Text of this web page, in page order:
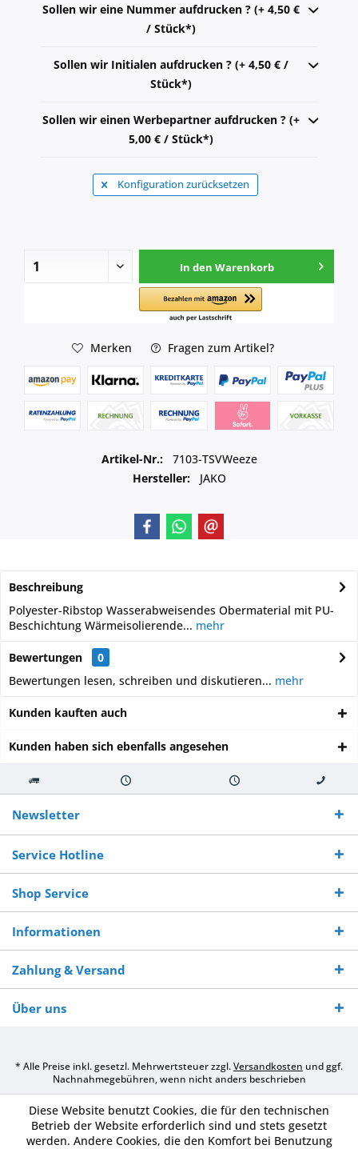
Sollen wir eine Nummer aufdrucken ? (+ 4,50 €
/ Stück*)
Sollen wir Initialen aufdrucken ? (+ 4,50 € /
Stück*)
Sollen wir einen Werbepartner aufdrucken ? (+
5,00 € / Stück*)
Konfiguration zurücksetzen
In den Warenkorb
Merken Fragen zum Artikel?
Artikel-Nr.:
7103-TSVWeeze
Hersteller:
JAKO
Beschreibung
Polyester-Ribstop Wasserabweisendes Obermaterial mit PU-
Beschichtung Wärmeisolierende... mehr
Bewertungen
0
Bewertungen lesen, schreiben und diskutieren... mehr
Kunden kauften auch
Kunden haben sich ebenfalls angesehen
Kostenloser
Versand ab €
250,-
Versand innerhalb von Versand von So erreichen
Sie uns 0160
970 511 90
Newsletter
Service Hotline
Shop Service
Informationen
Zahlung & Versand
Über uns
* Alle Preise inkl. gesetzl. Mehrwertsteuer zzgl.Versandkosten und ggf.
Nachnahmegebühren, wenn nicht anders beschrieben
Diese Website benutzt Cookies, die für den technischen
Betrieb der Website erforderlich sind und stets gesetzt
werden. Andere Cookies, die den Komfort bei Benutzung